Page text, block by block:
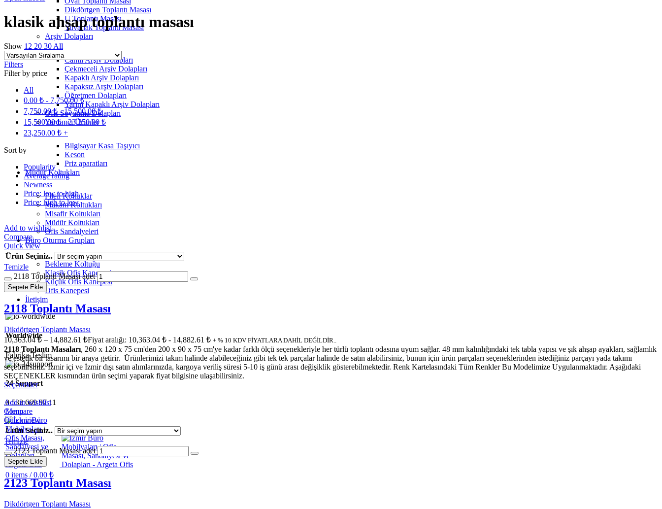
Dikdörtgen Toplantı Masası
U Toplantı Masası
Yuvarlak Toplantı Masası
Arşiv Dolapları
Camlı Arşiv Dolapları
Çekmeceli Arşiv Dolapları
Kapaklı Arşiv Dolapları
Kapaksız Arşiv Dolapları
Öğretmen Dolapları
Yarım Kapaklı Arşiv Dolapları
Ofis Soyunma Dolapları
Yardımcı Ürünler
Bilgisayar Kasa Taşıyıcı
Keson
Priz aparatları
Müdür Koltukları
Fileli Koltuklar
Makam Koltukları
Misafir Koltukları
Müdür Koltukları
Ofis Sandalyeleri
Büro Oturma Grupları
Bekleme Koltuğu
Klasik Ofis Kanepesi
Küçük Ofis Kanepesi
Ofis Kanepesi
İletişim
Worldwide
Fabrika Teslim
24 Support
0 532 669 97 11
Menu
0 items / 0.00 ₺
klasik ahşap toplantı masası
Show 12 20 30 All
Filters
Filter by price
All
0.00 ₺ - 7,750.00₺
7,750.00₺-15,500.00₺
15,500.00₺-23,250.00 ₺
23,250.00 ₺ +
Sort by
Popularity
Average rating
Newness
Price: low to high
Price: high to low
Add to wishlist
Compare
Quick view
Ürün Seçiniz..
Temizle
2118 Toplantı Masası adet
Sepete Ekle
2118 Toplantı Masası
Dikdörtgen Toplantı Masası
10,363.04₺ – 14,882.61 ₺Fiyat aralığı: 10,363.04 ₺ - 14,882.61 ₺ + % 10 KDV FİYATLARA DAHİL DEĞİLDİR..
2118 Toplantı Masaları, 260 x 120 x 75 cm'den 200 x 90 x 75 cm'ye kadar farklı ölçü seçenekleriyle her türlü toplantı odasına uyum sağlar. 48 mm kalınlığındaki tek tabla yapısı ve şık ahşap ayakları, sağlamlık
ve estetik bir tasarımı bir araya getirir. Ürünlerimizi takım halinde alabileceğiniz gibi tek tek parçalar halinde de satın alabilirsiniz, bunun için ürün parçaları seçeneklerinden istediğiniz parçayı yada takımı
seçebilirsiniz. İzmir içi ve İzmir dışı satın alımlarınızda, kargoya veriliş süresi 5-10 iş günü arası değişiklik gösterebilmektedir. Renk Kartelasındaki Tüm Renkler Bu Modelimize Uygulanmaktadır. Aşağıdaki
SEÇENEKLER kısmından ürün seçimi yaparak fiyat bilgisine ulaşabilirsiniz.
Seçenekler
Add to wishlist
Compare
Quick view
Ürün Seçiniz..
Temizle
2123 Toplantı Masası adet
Sepete Ekle
2123 Toplantı Masası
Dikdörtgen Toplantı Masası